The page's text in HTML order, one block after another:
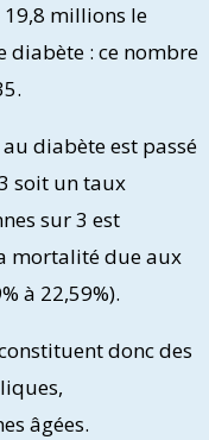
millions le
diabète : ce nombre
diabète est passé
soit un taux
sur 3 est
mortalité due aux
à 22,59%).
donc des
âgées.